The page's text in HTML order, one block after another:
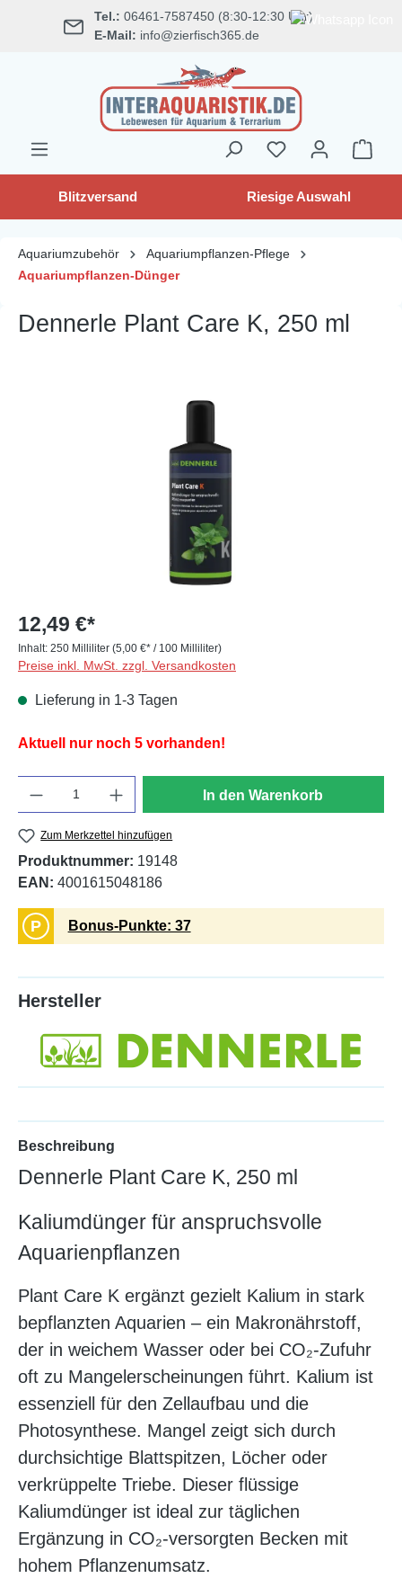
springen Tel.: 06461-7587450 (8:30-12:30 Uhr)
E-Mail: info@zierfisch365.de
Blitzversand Riesige Auswahl
Aquariumzubehör
Aquariumpflanzen-Pflege
Aquariumpflanzen-Dünger
Dennerle Plant Care K, 250 ml
12,49 €*
Inhalt: 250 Milliliter (5,00 €* / 100 Milliliter)
Preise inkl. MwSt. zzgl. Versandkosten
Lieferung in 1-3 Tagen
Aktuell nur noch 5 vorhanden!
In den Warenkorb
Zum Merkzettel hinzufügen
Produktnummer: 19148
EAN: 4001615048186
P Bonus-Punkte: 37
Hersteller
Beschreibung
Dennerle Plant Care K, 250 ml
Kaliumdünger für anspruchsvolle
Aquarienpflanzen
Plant Care K ergänzt gezielt Kalium in stark
bepflanzten Aquarien – ein Makronährstoff,
der in weichem Wasser oder bei CO₂-Zufuhr
oft zu Mangelerscheinungen führt. Kalium ist
essenziell für den Zellaufbau und die
Photosynthese. Mangel zeigt sich durch
durchsichtige Blattspitzen, Löcher oder
verkrüppelte Triebe. Dieser flüssige
Kaliumdünger ist ideal zur täglichen
Ergänzung in CO₂-versorgten Becken mit
hohem Pflanzenumsatz.